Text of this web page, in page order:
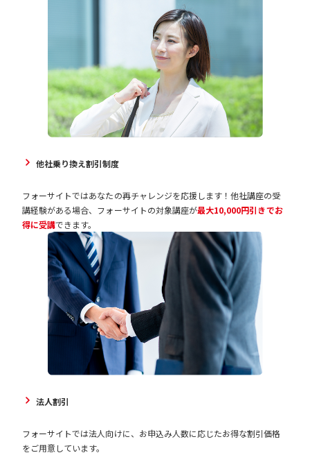
他社乗り換え割引制度
フォーサイトではあなたの再チャレンジを応援します！他社講座の受
講経験がある場合、フォーサイトの対象講座が最大10,000円引きでお
得に受講できます。
法人割引
フォーサイトでは法人向けに、お申込み人数に応じたお得な割引価格
をご用意しています。